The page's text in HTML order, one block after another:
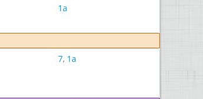
1a
7, 1a